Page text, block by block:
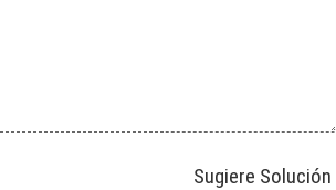
Sugiere Solución